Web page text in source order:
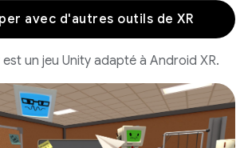
avec d'autres outils de XR
un jeu Unity adapté à Android XR.